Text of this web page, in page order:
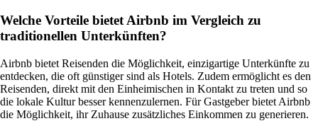
Welche Vorteile bietet Airbnb im Vergleich zu
traditionellen Unterkünften?
Airbnb bietet Reisenden die Möglichkeit, einzigartige Unterkünfte zu
entdecken, die oft günstiger sind als Hotels. Zudem ermöglicht es den
Reisenden, direkt mit den Einheimischen in Kontakt zu treten und so
die lokale Kultur besser kennenzulernen. Für Gastgeber bietet Airbnb
die Möglichkeit, ihr Zuhause zusätzliches Einkommen zu generieren.